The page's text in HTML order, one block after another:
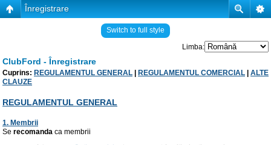
Înregistrare
Switch to full style
Limba:
ClubFord - Înregistrare
Cuprins: REGULAMENTUL GENERAL REGULAMENTUL COMERCIAL
ALTE
CLAUZE
REGULAMENTUL GENERAL
1. Membrii
Se recomanda ca membrii